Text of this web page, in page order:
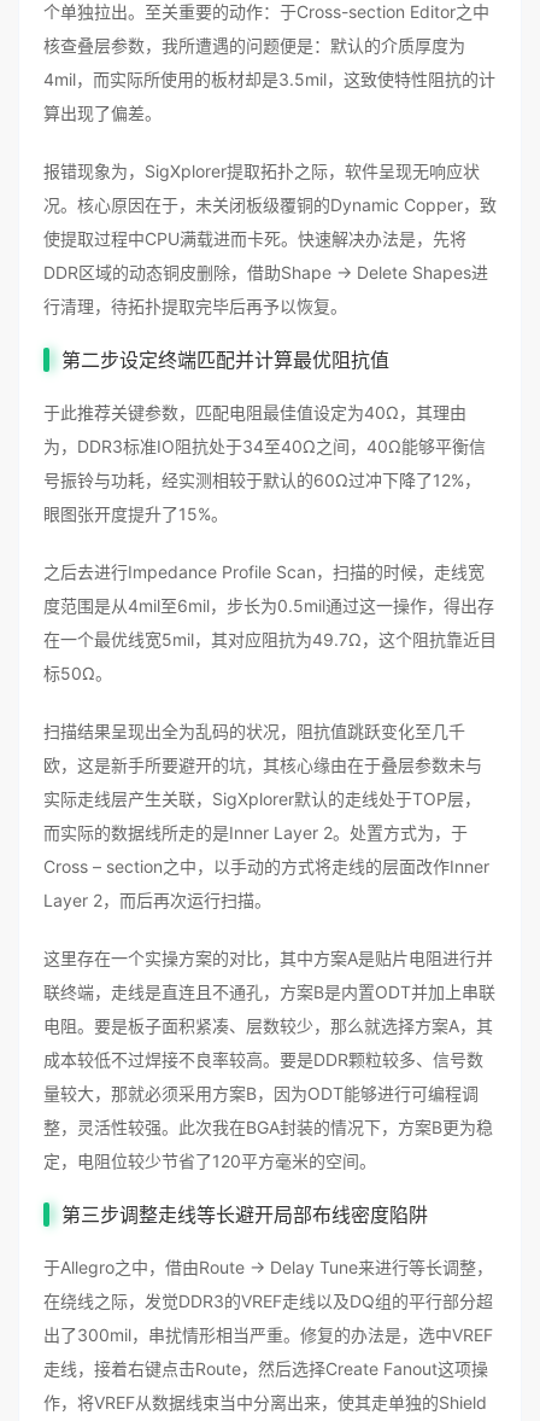
个单独拉出。至关重要的动作：于Cross-section Editor之中
核查叠层参数，我所遭遇的问题便是：默认的介质厚度为
4mil，而实际所使用的板材却是3.5mil，这致使特性阻抗的计
算出现了偏差。
报错现象为，SigXplorer提取拓扑之际，软件呈现无响应状
况。核心原因在于，未关闭板级覆铜的Dynamic Copper，致
使提取过程中CPU满载进而卡死。快速解决办法是，先将
DDR区域的动态铜皮删除，借助Shape → Delete Shapes进
行清理，待拓扑提取完毕后再予以恢复。
第二步设定终端匹配并计算最优阻抗值
于此推荐关键参数，匹配电阻最佳值设定为40Ω，其理由
为，DDR3标准IO阻抗处于34至40Ω之间，40Ω能够平衡信
号振铃与功耗，经实测相较于默认的60Ω过冲下降了12%，
眼图张开度提升了15%。
之后去进行Impedance Profile Scan，扫描的时候，走线宽
度范围是从4mil至6mil，步长为0.5mil通过这一操作，得出存
在一个最优线宽5mil，其对应阻抗为49.7Ω，这个阻抗靠近目
标50Ω。
扫描结果呈现出全为乱码的状况，阻抗值跳跃变化至几千
欧，这是新手所要避开的坑，其核心缘由在于叠层参数未与
实际走线层产生关联，SigXplorer默认的走线处于TOP层，
而实际的数据线所走的是Inner Layer 2。处置方式为，于
Cross – section之中，以手动的方式将走线的层面改作Inner
Layer 2，而后再次运行扫描。
这里存在一个实操方案的对比，其中方案A是贴片电阻进行并
联终端，走线是直连且不通孔，方案B是内置ODT并加上串联
电阻。要是板子面积紧凑、层数较少，那么就选择方案A，其
成本较低不过焊接不良率较高。要是DDR颗粒较多、信号数
量较大，那就必须采用方案B，因为ODT能够进行可编程调
整，灵活性较强。此次我在BGA封装的情况下，方案B更为稳
定，电阻位较少节省了120平方毫米的空间。
第三步调整走线等长避开局部布线密度陷阱
于Allegro之中，借由Route → Delay Tune来进行等长调整，
在绕线之际，发觉DDR3的VREF走线以及DQ组的平行部分超
出了300mil，串扰情形相当严重。修复的办法是，选中VREF
走线，接着右键点击Route，然后选择Create Fanout这项操
作，将VREF从数据线束当中分离出来，使其走单独的Shield